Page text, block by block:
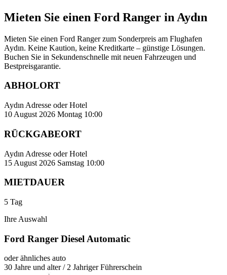
Mieten Sie einen Ford Ranger in Aydın
Mieten Sie einen Ford Ranger zum Sonderpreis am Flughafen
Aydın. Keine Kaution, keine Kreditkarte – günstige Lösungen.
Buchen Sie in Sekundenschnelle mit neuen Fahrzeugen und
Bestpreisgarantie.
ABHOLORT
Aydın Adresse oder Hotel
10 August 2026 Montag 10:00
RÜCKGABEORT
Aydın Adresse oder Hotel
15 August 2026 Samstag 10:00
MIETDAUER
5 Tag
Ihre Auswahl
Ford Ranger Diesel Automatic
oder ähnliches auto
30 Jahre und alter / 2 Jahriger Führerschein